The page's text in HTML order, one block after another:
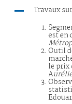
Travaux
est en
Outil
le prix
A